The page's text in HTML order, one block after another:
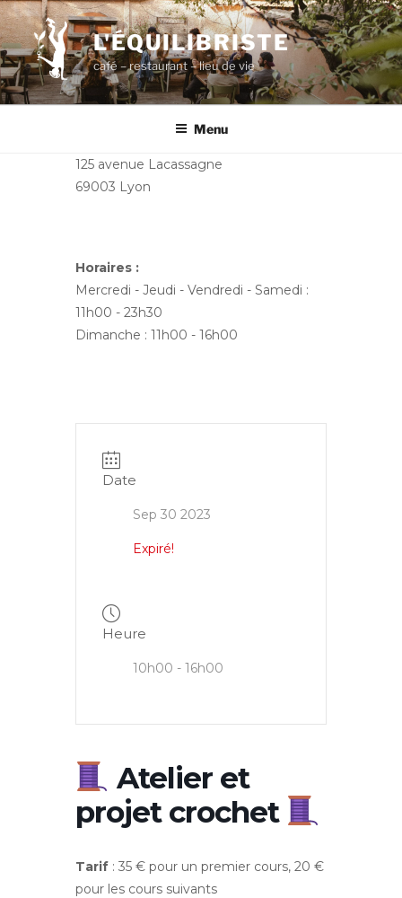
Aller
au
contenu
principal
L'ÉQUILIBRISTE
café – restaurant – lieu de vie
Menu
125 avenue Lacassagne
69003 Lyon
Horaires :
Mercredi - Jeudi - Vendredi - Samedi :
11h00 - 23h30
Dimanche : 11h00 - 16h00
Date
Sep 30 2023
Expiré!
Heure
10h00 - 16h00
Atelier et
projet crochet
Tarif : 35 € pour un premier cours, 20 €
pour les cours suivants